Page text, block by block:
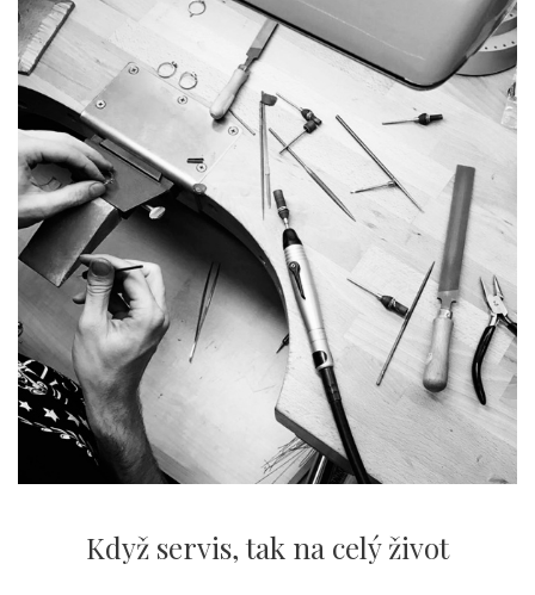
Když servis,tak na celý život